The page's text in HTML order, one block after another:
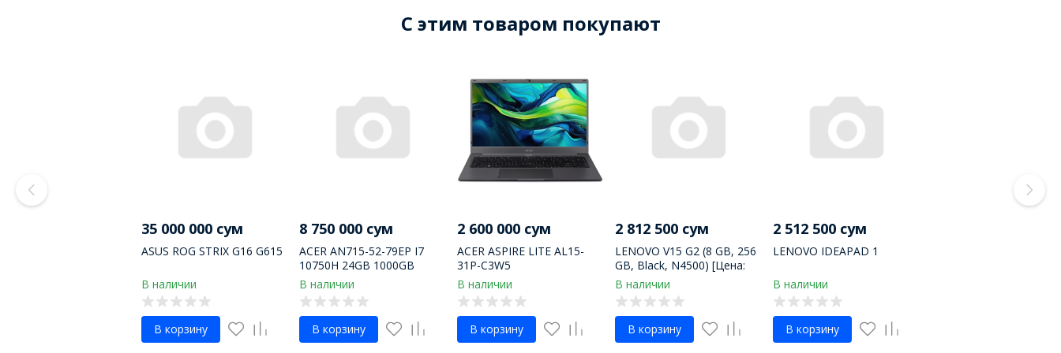
C этим товаром покупают
35 000 000 сум
ASUS ROG STRIX G16 G615
В наличии
В корзину
8 750 000 сум
ACER AN715-52-79EP I7
10750H 24GB 1000GB
GTX1660 6GB 15.6" NON
DOS
В наличии
В корзину
2 600 000 сум
ACER ASPIRE LITE AL15-
31P-C3W5
В наличии
В корзину
2 812 500 сум
LENOVO V15 G2 (8 GB, 256
GB, Black, N4500) [Цена:
2812500.0]
В наличии
В корзину
2 512 500 сум
LENOVO IDEAPAD 1
В наличии
В корзину